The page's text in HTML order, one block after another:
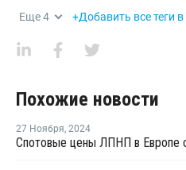
Еще4 +Добавить все теги
Похожие новости
27 Ноября, 2024
Спотовые цены ЛПНП в Европе